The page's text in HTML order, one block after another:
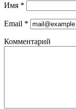
Имя *
Email *
Комментарий